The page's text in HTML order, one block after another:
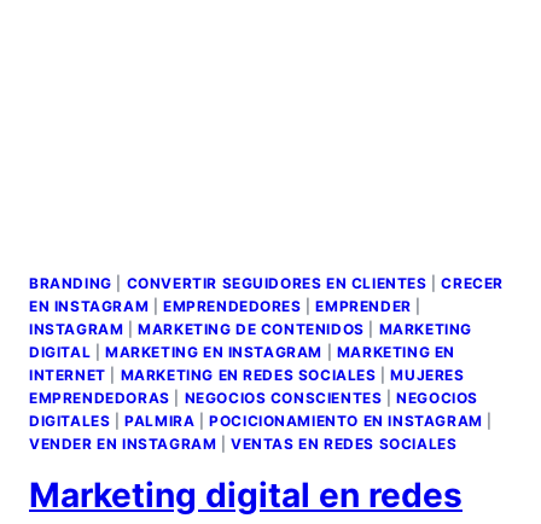
BRANDING CONVERTIR SEGUIDORES EN CLIENTES |CRECER
EN INSTAGRAM
EMPRENDEDORES |EMPRENDER
INSTAGRAM |MARKETING DE CONTENIDOS
MARKETING
DIGITAL
MARKETING EN INSTAGRAM
MARKETING EN
INTERNET
MARKETING EN REDES SOCIALES |MUJERES
EMPRENDEDORAS
NEGOCIOS CONSCIENTES |NEGOCIOS
DIGITALES |PALMIRA |POCICIONAMIENTO EN INSTAGRAM
VENDER EN INSTAGRAM |VENTAS EN REDES SOCIALES
Marketing digital en redes